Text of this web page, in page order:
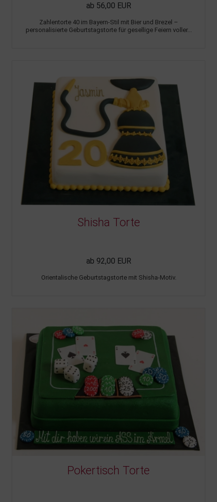
ab 56,00 EUR
Zahlentorte 40 im Bayern-Stil mit Bier und Brezel –
personalisierte Geburtstagstorte für gesellige Feiern voller...
Shisha Torte
ab 92,00 EUR
Orientalische Geburtstagstorte mit Shisha-Motiv.
Pokertisch Torte